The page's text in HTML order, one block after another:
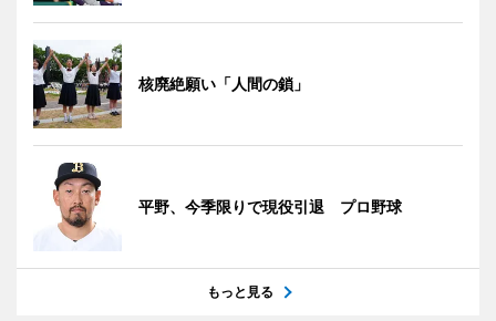
核廃絶願い「人間の鎖」
平野、今季限りで現役引退 プロ野球
もっと見る